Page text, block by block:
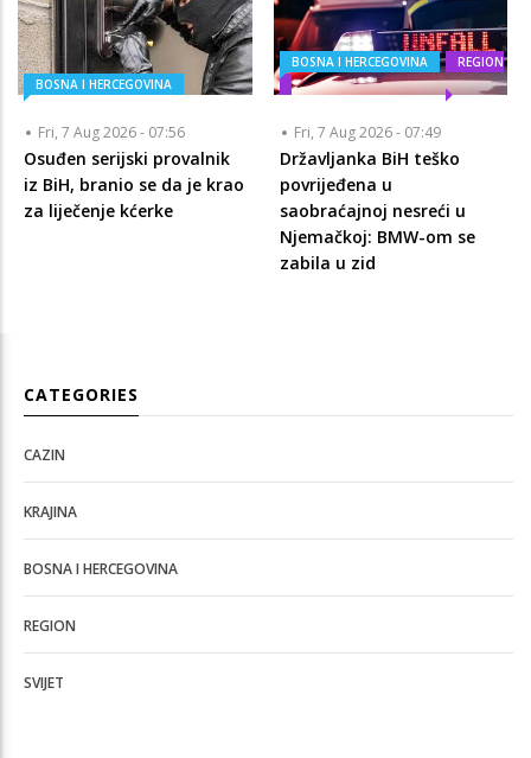
BOSNA I HERCEGOVINA
Fri, 7 Aug 2026 - 07:56
Osuđen serijski provalnik
iz BiH, branio se da je krao
za liječenje kćerke
BOSNA I HERCEGOVINA REGION
Fri, 7 Aug 2026 - 07:49
Državljanka BiH teško
povrijeđena u
saobraćajnoj nesreći u
Njemačkoj: BMW-om se
zabila u zid
CATEGORIES
CAZIN
KRAJINA
BOSNA I HERCEGOVINA
REGION
SVIJET